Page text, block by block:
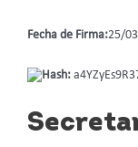
Fecha de Firma:25/
Hash: